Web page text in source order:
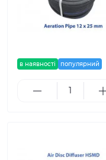
в наявності популярний